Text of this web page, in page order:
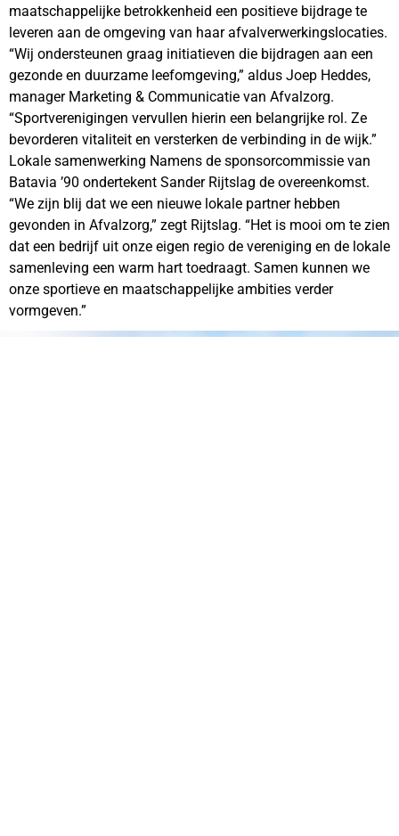
maatschappelijke betrokkenheid een positieve bijdrage te
leveren aan de omgeving van haar afvalverwerkingslocaties.
“Wij ondersteunen graag initiatieven die bijdragen aan een
gezonde en duurzame leefomgeving,” aldus Joep Heddes,
manager Marketing & Communicatie van Afvalzorg.
“Sportverenigingen vervullen hierin een belangrijke rol. Ze
bevorderen vitaliteit en versterken de verbinding in de wijk.”
Lokale samenwerking Namens de sponsorcommissie van
Batavia ’90 ondertekent Sander Rijtslag de overeenkomst.
“We zijn blij dat we een nieuwe lokale partner hebben
gevonden in Afvalzorg,” zegt Rijtslag. “Het is mooi om te zien
dat een bedrijf uit onze eigen regio de vereniging en de lokale
samenleving een warm hart toedraagt. Samen kunnen we
onze sportieve en maatschappelijke ambities verder
vormgeven.”